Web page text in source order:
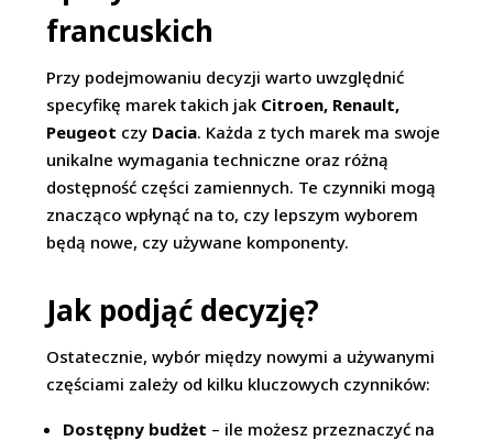
francuskich
Przy podejmowaniu decyzji warto uwzględnić
specyfikę marek takich jak Citroen, Renault,
Peugeot czy Dacia. Każda z tych marek ma swoje
unikalne wymagania techniczne oraz różną
dostępność części zamiennych. Te czynniki mogą
znacząco wpłynąć na to, czy lepszym wyborem
będą nowe, czy używane komponenty.
Jak podjąć decyzję?
Ostatecznie, wybór między nowymi a używanymi
częściami zależy od kilku kluczowych czynników:
Dostępny budżet – ile możesz przeznaczyć na